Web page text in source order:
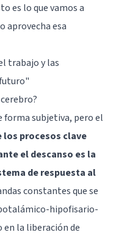
es lo que vamos a
aprovecha esa
trabajo y las
forma subjetiva, pero el
los procesos clave
el descanso es la
de respuesta al
constantes que se
hipofisario-
en la liberación de